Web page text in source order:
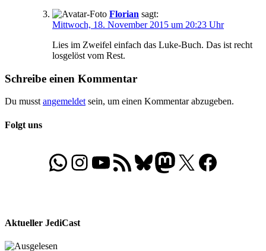
Florian sagt:
Mittwoch, 18. November 2015 um 20:23 Uhr
Lies im Zweifel einfach das Luke-Buch. Das ist recht
losgelöst vom Rest.
Schreibe einen Kommentar
Du musstangemeldetsein, um einen Kommentar abzugeben.
Folgt uns
WhatsApp
Folgt uns auf Instagram
Besucht unseren YouTube-Kanal
RSS-FeedBluesky
Folgt uns auf Mastodon
X Folgt uns auf
Aktueller JediCast